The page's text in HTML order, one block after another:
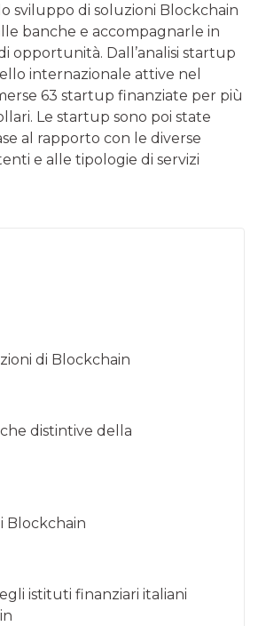
sviluppo di soluzioni Blockchain
banche e accompagnarle in
opportunità. Dall’analisi startup
internazionale attive nel
63 startup finanziate per più
Le startup sono poi state
al rapporto con le diverse
e alle tipologie di servizi
di Blockchain
distintive della
Blockchain
istituti finanziari italiani